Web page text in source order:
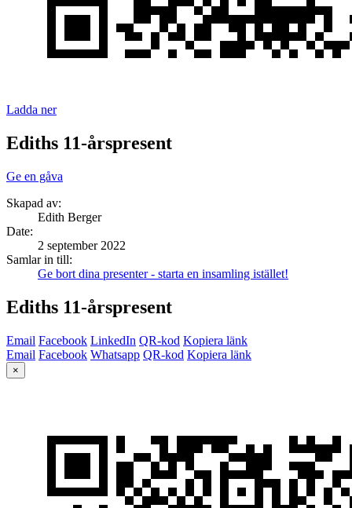
Ladda ner
Ediths 11-årspresent
Ge en gåva
Skapad av:
Edith Berger
Date:
2 september 2022
Samlar in till:
Ge bort dina presenter - starta en insamling istället!
Ediths 11-årspresent
Email Facebook LinkedIn QR-kod Kopiera länk
Email Facebook Whatsapp QR-kod Kopiera länk
×